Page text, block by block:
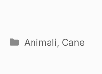
Categorie
Animali, Cane